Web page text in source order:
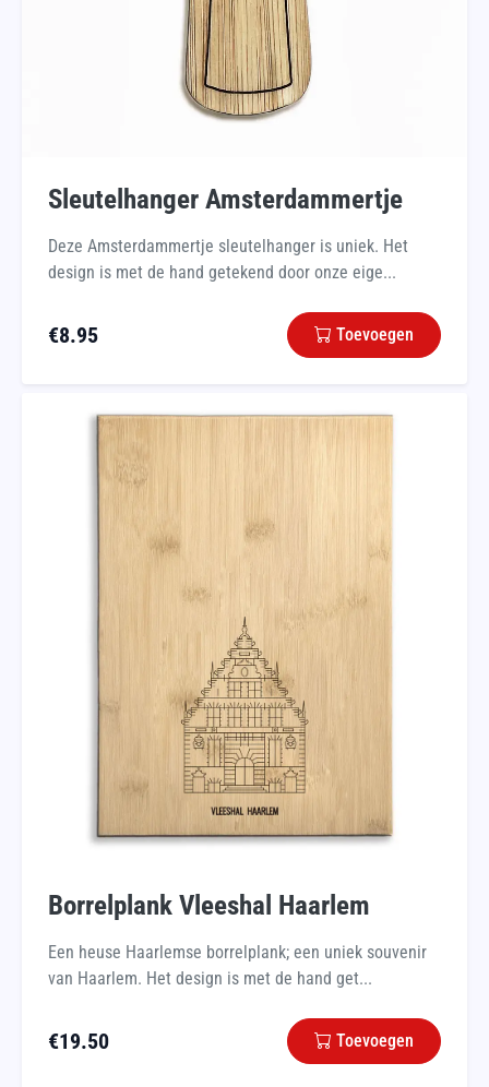
Sleutelhanger Amsterdammertje
Deze Amsterdammertje sleutelhanger is uniek. Het
design is met de hand getekend door onze eige...
€8.95 Toevoegen
Borrelplank Vleeshal Haarlem
Een heuse Haarlemse borrelplank; een uniek souvenir
van Haarlem. Het design is met de hand get...
€19.50 Toevoegen